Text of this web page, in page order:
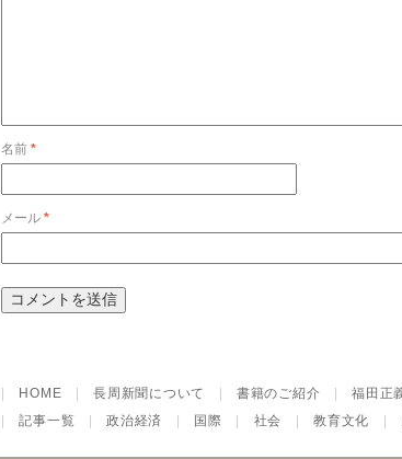
名前 *
メール *
HOME |長周新聞について |書籍のご紹介 |福田正
|記事一覧 |政治経済 国際 社会 |教育文化